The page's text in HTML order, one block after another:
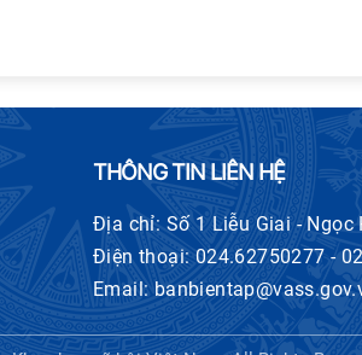
THÔNG TIN LIÊN HỆ
Địa chỉ: Số 1 Liễu Giai - Ngọc
Điện thoại: 024.62750277 -
Email: